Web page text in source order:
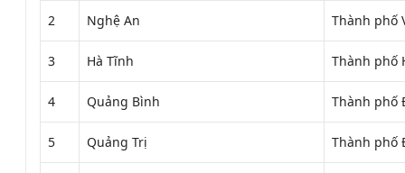
2 Nghệ An Thành phố
3 Hà Tĩnh Thành phố
4 Quảng Bình Thành phố
5 Quảng Trị Thành phố